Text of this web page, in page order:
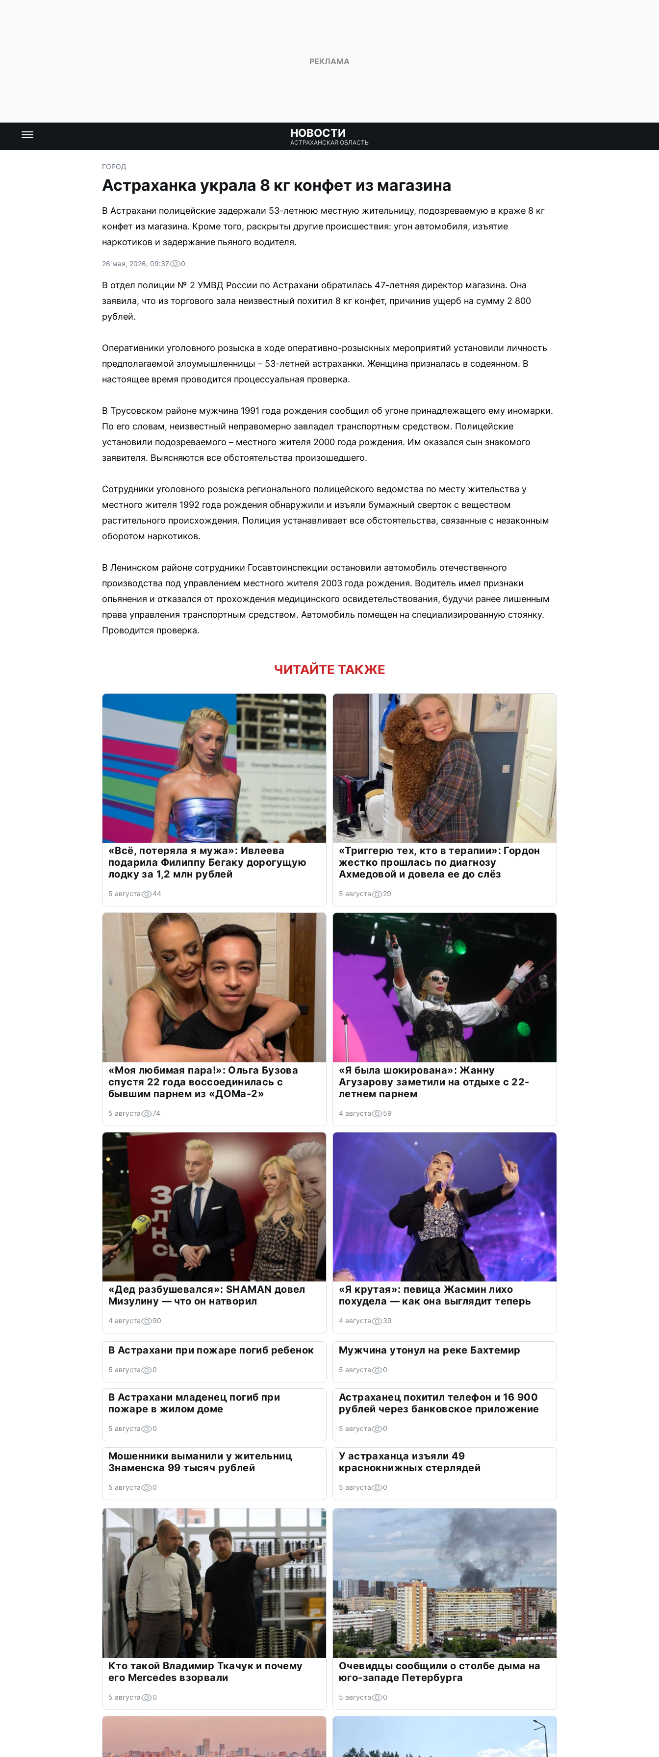
НОВОСТИ
АСТРАХАНСКАЯ ОБЛАСТЬ
ГОРОД
Астраханка украла 8 кг конфет из магазина
В Астрахани полицейские задержали 53-летнюю местную жительницу, подозреваемую в краже 8 кг
конфет из магазина. Кроме того, раскрыты другие происшествия: угон автомобиля, изъятие
наркотиков и задержание пьяного водителя.
26 мая, 2026, 09:37 0
В отдел полиции № 2 УМВД России по Астрахани обратилась 47-летняя директор магазина. Она
заявила, что из торгового зала неизвестный похитил 8 кг конфет, причинив ущерб на сумму 2 800
рублей.
Оперативники уголовного розыска в ходе оперативно-розыскных мероприятий установили личность
предполагаемой злоумышленницы – 53-летней астраханки. Женщина призналась в содеянном. В
настоящее время проводится процессуальная проверка.
В Трусовском районе мужчина 1991 года рождения сообщил об угоне принадлежащего ему иномарки.
По его словам, неизвестный неправомерно завладел транспортным средством. Полицейские
установили подозреваемого – местного жителя 2000 года рождения. Им оказался сын знакомого
заявителя. Выясняются все обстоятельства произошедшего.
Сотрудники уголовного розыска регионального полицейского ведомства по месту жительства у
местного жителя 1992 года рождения обнаружили и изъяли бумажный сверток с веществом
растительного происхождения. Полиция устанавливает все обстоятельства, связанные с незаконным
оборотом наркотиков.
В Ленинском районе сотрудники Госавтоинспекции остановили автомобиль отечественного
производства под управлением местного жителя 2003 года рождения. Водитель имел признаки
опьянения и отказался от прохождения медицинского освидетельствования, будучи ранее лишенным
права управления транспортным средством. Автомобиль помещен на специализированную стоянку.
Проводится проверка.
ЧИТАЙТЕ ТАКЖЕ
«Всё, потеряла я мужа»: Ивлеева
подарила Филиппу Бегаку дорогущую
лодку за 1,2 млн рублей
5 августа 44
«Триггерю тех, кто в терапии»: Гордон
жестко прошлась по диагнозу
Ахмедовой и довела ее до слёз
5 августа 29
«Моя любимая пара!»: Ольга Бузова
спустя 22 года воссоединилась с
бывшим парнем из «ДОМа-2»
5 августа 74
«Я была шокирована»: Жанну
Агузарову заметили на отдыхе с 22-
летнем парнем
4 августа 59
«Дед разбушевался»: SHAMAN довел
Мизулину — что он натворил
4 августа 90
«Я крутая»: певица Жасмин лихо
похудела — как она выглядит теперь
4 августа 39
В Астрахани при пожаре погиб ребенок
5 августа 0
Мужчина утонул на реке Бахтемир
5 августа 0
В Астрахани младенец погиб при
пожаре в жилом доме
5 августа 0
Астраханец похитил телефон и 16 900
рублей через банковское приложение
5 августа 0
Мошенники выманили у жительниц
Знаменска 99 тысяч рублей
5 августа 0
У астраханца изъяли 49
краснокнижных стерлядей
5 августа 0
Кто такой Владимир Ткачук и почему
его Mercedes взорвали
5 августа 0
Очевидцы сообщили о столбе дыма на
юго-западе Петербурга
5 августа 0